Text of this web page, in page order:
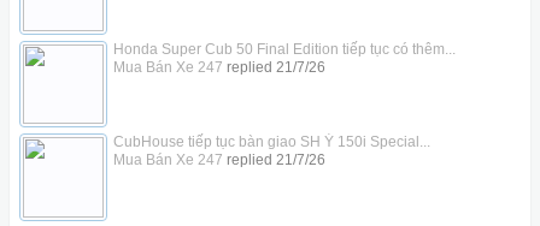
Honda Super Cub 50 Final Edition tiếp tục có thêm...
Mua Bán Xe 247 replied 21/7/26
CubHouse tiếp tục bàn giao SH Ý 150i Special...
Mua Bán Xe 247 replied 21/7/26